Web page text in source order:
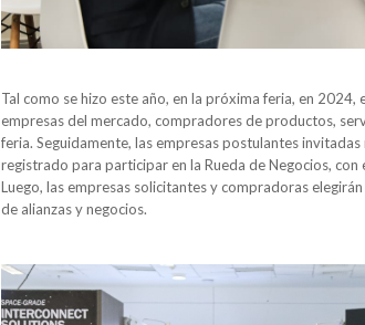
Tal como se hizo este año, en la próxima feria, en
empresas del mercado, compradores de productos,
feria. Seguidamente, las empresas postulantes
registrado para participar en la Rueda de Negocios,
Luego, las empresas solicitantes y compradoras
de alianzas y negocios.